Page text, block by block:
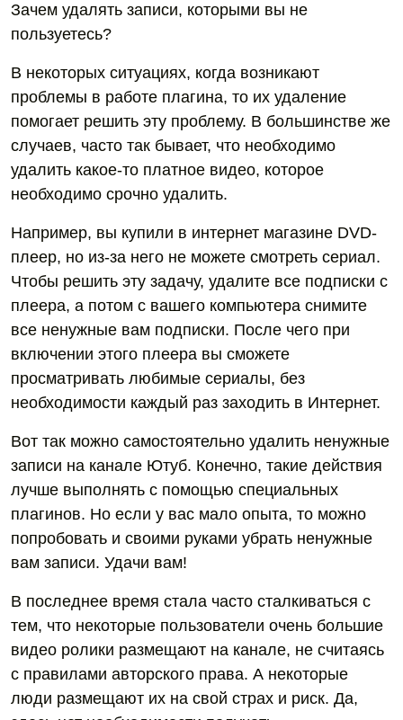
Зачем удалять записи, которыми вы не
пользуетесь?
В некоторых ситуациях, когда возникают
проблемы в работе плагина, то их удаление
помогает решить эту проблему. В большинстве же
случаев, часто так бывает, что необходимо
удалить какое-то платное видео, которое
необходимо срочно удалить.
Например, вы купили в интернет магазине DVD-
плеер, но из-за него не можете смотреть сериал.
Чтобы решить эту задачу, удалите все подписки с
плеера, а потом с вашего компьютера снимите
все ненужные вам подписки. После чего при
включении этого плеера вы сможете
просматривать любимые сериалы, без
необходимости каждый раз заходить в Интернет.
Вот так можно самостоятельно удалить ненужные
записи на канале Ютуб. Конечно, такие действия
лучше выполнять с помощью специальных
плагинов. Но если у вас мало опыта, то можно
попробовать и своими руками убрать ненужные
вам записи. Удачи вам!
В последнее время стала часто сталкиваться с
тем, что некоторые пользователи очень большие
видео ролики размещают на канале, не считаясь
с правилами авторского права. А некоторые
люди размещают их на свой страх и риск. Да,